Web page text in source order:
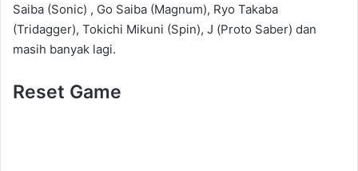
Saiba (Sonic) , Go Saiba (Magnum), Ryo Takaba
(Tridagger), Tokichi Mikuni (Spin), J (Proto Saber) dan
masih banyak lagi.
Reset Game